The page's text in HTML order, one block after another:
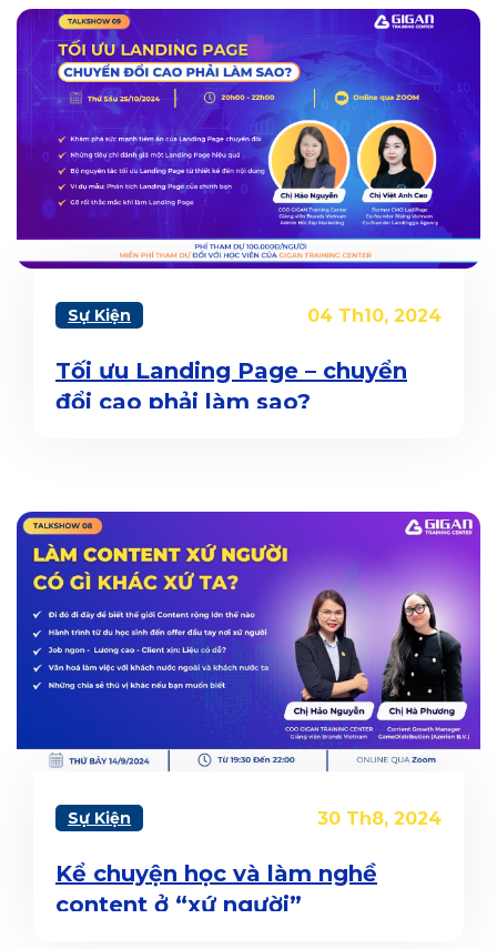
Sự Kiện 04 Th10, 2024
Tối ưu Landing Page – chuyển
đổi cao phải làm sao?
Sự Kiện 30 Th8, 2024
Kể chuyện học và làm nghề
content ở “xứ người”